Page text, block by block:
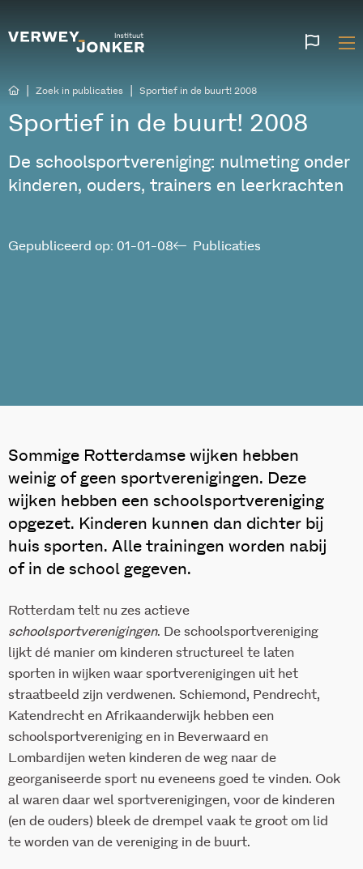
Zoek in publicaties Sportief in de buurt! 2008
Sportief in de buurt! 2008
De schoolsportvereniging: nulmeting onder
kinderen, ouders, trainers en leerkrachten
Publicaties
Gepubliceerd op: 01-01-08
Sommige Rotterdamse wijken hebben
weinig of geen sportverenigingen. Deze
wijken hebben een schoolsportvereniging
opgezet. Kinderen kunnen dan dichter bij
huis sporten. Alle trainingen worden nabij
of in de school gegeven.
Rotterdam telt nu zes actieve
schoolsportverenigingen. De schoolsportvereniging
lijkt dé manier om kinderen structureel te laten
sporten in wijken waar sportverenigingen uit het
straatbeeld zijn verdwenen. Schiemond, Pendrecht,
Katendrecht en Afrikaanderwijk hebben een
schoolsportvereniging en in Beverwaard en
Lombardijen weten kinderen de weg naar de
georganiseerde sport nu eveneens goed te vinden. Ook
al waren daar wel sportverenigingen, voor de kinderen
(en de ouders) bleek de drempel vaak te groot om lid
te worden van de vereniging in de buurt.